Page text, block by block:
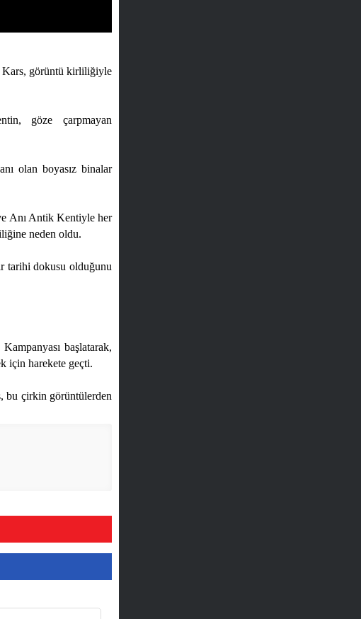
Kars, görüntü kirliliğiyle
göze çarpmayan
olan boyasız binalar
Anı Antik Kentiyle her
neden oldu.
tarihi dokusu olduğunu
başlatarak,
için harekete geçti.
bu çirkin görüntülerden